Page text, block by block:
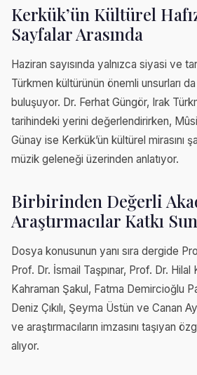
Kerkük’ün Kültürel
Sayfalar Arasında
Haziran sayısında yalnızca siyasi ve
Türkmen kültürünün önemli unsurları
buluşuyor. Dr. Ferhat Güngör, Irak
tarihindeki yerini değerlendirirken,
Günay ise Kerkük’ün kültürel mirasını
müzik geleneği üzerinden anlatıyor.
Birbirinden Değerli
Araştırmacılar Katkı
Dosya konusunun yanı sıra dergide
Prof. Dr. İsmail Taşpınar, Prof. Dr. Hilal
Kahraman Şakul, Fatma Demircioğlu
Deniz Çıkılı, Şeyma Üstün ve Canan
ve araştırmacıların imzasını taşıyan
alıyor.